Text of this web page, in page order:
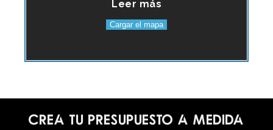
Leer más
Cargar el mapa
Crea tu presupuesto a medida